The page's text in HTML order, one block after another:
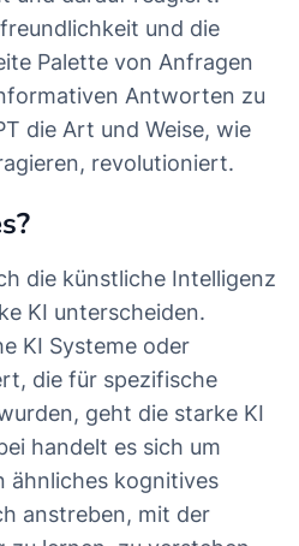
und die
Palette von Anfragen
Antworten zu
die Art und Weise, wie
revolutioniert.
die künstliche Intelligenz
KI unterscheiden.
KI Systeme oder
die für spezifische
geht die starke KI
handelt es sich um
ähnliches kognitives
anstreben, mit der